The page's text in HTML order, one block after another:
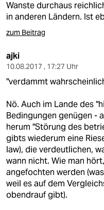
Wanste durchaus
in anderen Ländern. Ist
zum Beitrag
ajki
10.08.2017 , 17:27 Uhr
"verdammt
Nö. Auch im Lande des
Bedingungen genügen -
herum "Störung des
gibts wiederum eine
law), die verdeutlichen,
wann nicht. Wie man
angefochten werden
weil es auf dem
obendrauf gibt).